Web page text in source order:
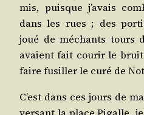
mis, puisque j’a­vais
dans les rues ; des
joué de méchants tours
avaient fait cou­rir le bruit
faire fusiller le curé de
C’est dans ces jours de